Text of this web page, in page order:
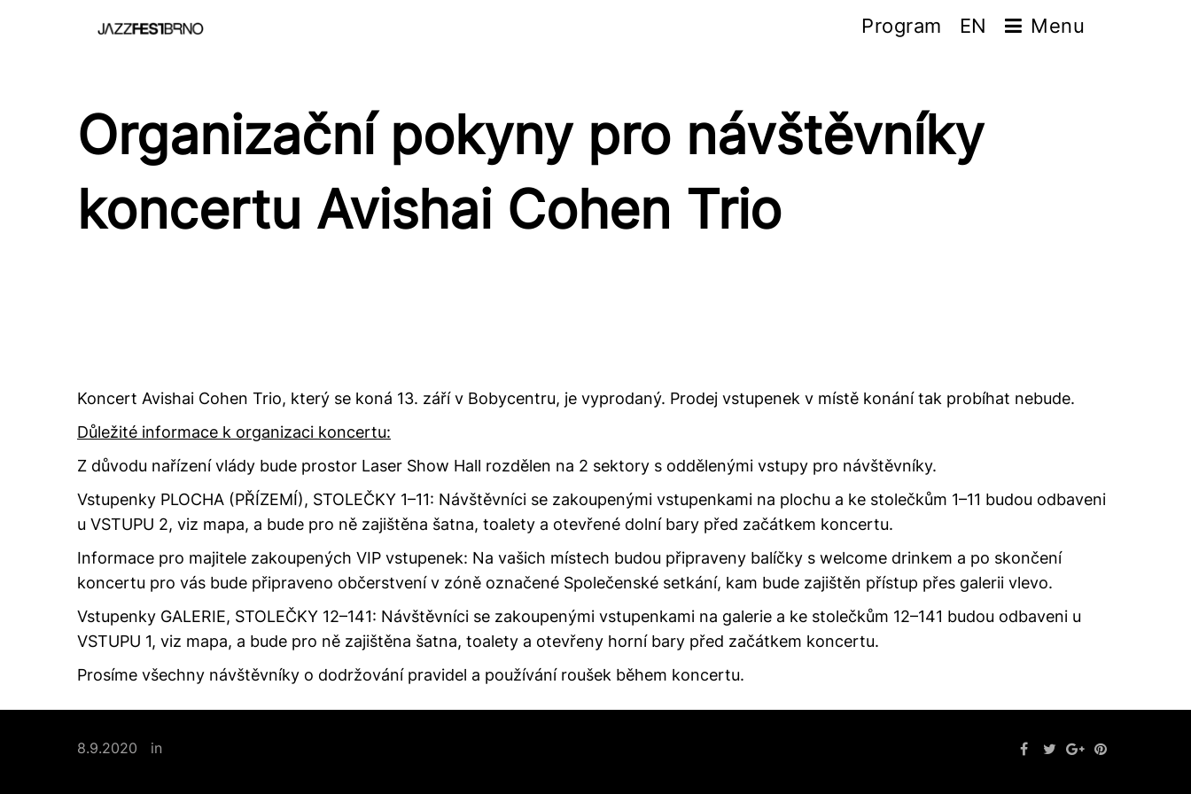
Program EN Menu
Organizační pokyny pro návštěvníky
koncertu Avishai Cohen Trio
Koncert Avishai Cohen Trio, který se koná 13. září v Bobycentru, je vyprodaný. Prodej vstupenek v místě konání tak probíhat nebude.
Důležité informace k organizaci koncertu:
Z důvodu nařízení vlády bude prostor Laser Show Hall rozdělen na 2 sektory s oddělenými vstupy pro návštěvníky.
Vstupenky PLOCHA (PŘÍZEMÍ), STOLEČKY 1–11: Návštěvníci se zakoupenými vstupenkami na plochu a ke stolečkům 1–11 budou odbaveni
u VSTUPU 2, viz mapa, a bude pro ně zajištěna šatna, toalety a otevřené dolní bary před začátkem koncertu.
Informace pro majitele zakoupených VIP vstupenek: Na vašich místech budou připraveny balíčky s welcome drinkem a po skončení
koncertu pro vás bude připraveno občerstvení v zóně označené Společenské setkání, kam bude zajištěn přístup přes galerii vlevo.
Vstupenky GALERIE, STOLEČKY 12–141: Návštěvníci se zakoupenými vstupenkami na galerie a ke stolečkům 12–141 budou odbaveni u
VSTUPU 1, viz mapa, a bude pro ně zajištěna šatna, toalety a otevřeny horní bary před začátkem koncertu.
Prosíme všechny návštěvníky o dodržování pravidel a používání roušek během koncertu.
8.9.2020 in